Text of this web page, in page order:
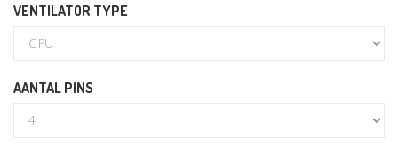
VENTILATOR TYPE
AANTAL PINS